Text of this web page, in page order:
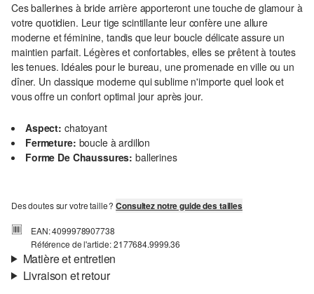
Ces ballerines à bride arrière apporteront une touche de glamour à
votre quotidien. Leur tige scintillante leur confère une allure
moderne et féminine, tandis que leur boucle délicate assure un
maintien parfait. Légères et confortables, elles se prêtent à toutes
les tenues. Idéales pour le bureau, une promenade en ville ou un
dîner. Un classique moderne qui sublime n'importe quel look et
vous offre un confort optimal jour après jour.
Aspect: chatoyant
Fermeture: boucle à ardillon
Forme De Chaussures: ballerines
Des doutes sur votre taille ?Consultez notre guide des tailles
EAN: 4099978907738
Référence de l'article: 2177684.9999.36
Matière et entretien
Livraison et retour